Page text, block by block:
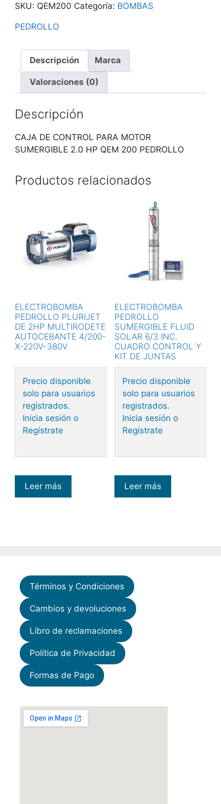
SKU: QEM200 Categoría: BOMBAS
PEDROLLO
Descripción Marca
Valoraciones (0)
Descripción
CAJA DE CONTROL PARA MOTOR
SUMERGIBLE 2.0 HP QEM 200 PEDROLLO
Productos relacionados
ELECTROBOMBA
PEDROLLO PLURIJET
DE 2HP MULTIRODETE
AUTOCEBANTE 4/200-
X-220V-380V
Precio disponible
solo para usuarios
registrados.
Inicia sesión o
Regístrate
Leer más
ELECTROBOMBA
PEDROLLO
SUMERGIBLE FLUID
SOLAR 6/3 INC.
CUADRO CONTROL Y
KIT DE JUNTAS
Precio disponible
solo para usuarios
registrados.
Inicia sesión o
Regístrate
Leer más
Términos y Condiciones
Cambios y devoluciones
Libro de reclamaciones
Política de Privacidad
Formas de Pago